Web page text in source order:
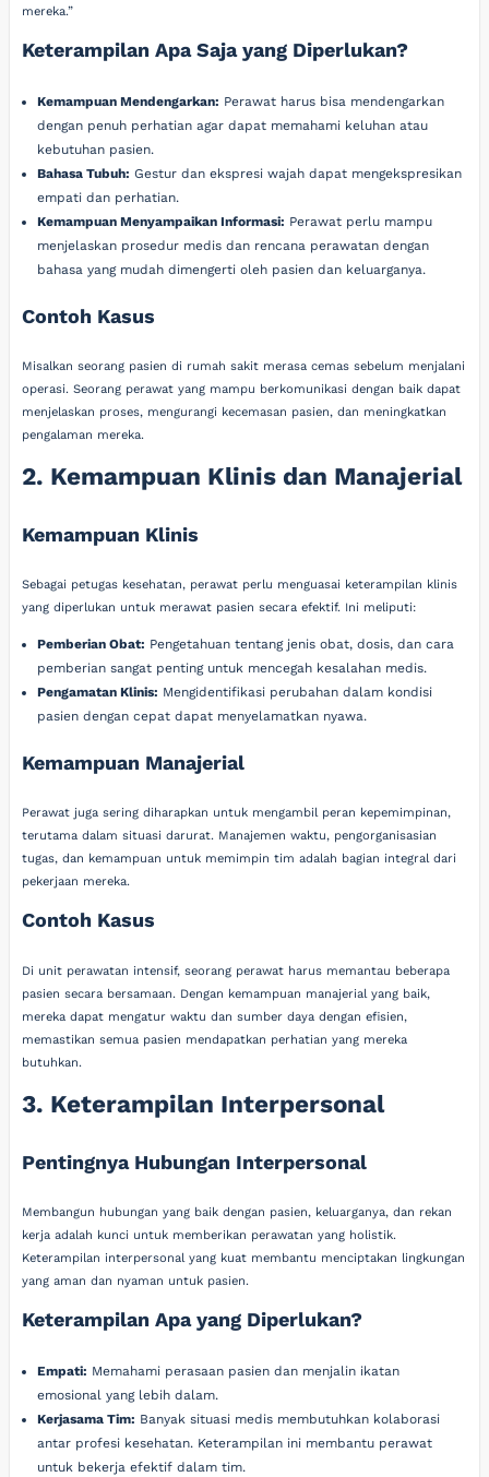
mereka.”
Keterampilan Apa Saja yang Diperlukan?
Kemampuan Mendengarkan: Perawat harus bisa mendengarkan
dengan penuh perhatian agar dapat memahami keluhan atau
kebutuhan pasien.
Bahasa Tubuh: Gestur dan ekspresi wajah dapat mengekspresikan
empati dan perhatian.
Kemampuan Menyampaikan Informasi: Perawat perlu mampu
menjelaskan prosedur medis dan rencana perawatan dengan
bahasa yang mudah dimengerti oleh pasien dan keluarganya.
Contoh Kasus
Misalkan seorang pasien di rumah sakit merasa cemas sebelum menjalani
operasi. Seorang perawat yang mampu berkomunikasi dengan baik dapat
menjelaskan proses, mengurangi kecemasan pasien, dan meningkatkan
pengalaman mereka.
2. Kemampuan Klinis dan Manajerial
Kemampuan Klinis
Sebagai petugas kesehatan, perawat perlu menguasai keterampilan klinis
yang diperlukan untuk merawat pasien secara efektif. Ini meliputi:
Pemberian Obat: Pengetahuan tentang jenis obat, dosis, dan cara
pemberian sangat penting untuk mencegah kesalahan medis.
Pengamatan Klinis: Mengidentifikasi perubahan dalam kondisi
pasien dengan cepat dapat menyelamatkan nyawa.
Kemampuan Manajerial
Perawat juga sering diharapkan untuk mengambil peran kepemimpinan,
terutama dalam situasi darurat. Manajemen waktu, pengorganisasian
tugas, dan kemampuan untuk memimpin tim adalah bagian integral dari
pekerjaan mereka.
Contoh Kasus
Di unit perawatan intensif, seorang perawat harus memantau beberapa
pasien secara bersamaan. Dengan kemampuan manajerial yang baik,
mereka dapat mengatur waktu dan sumber daya dengan efisien,
memastikan semua pasien mendapatkan perhatian yang mereka
butuhkan.
3. Keterampilan Interpersonal
Pentingnya Hubungan Interpersonal
Membangun hubungan yang baik dengan pasien, keluarganya, dan rekan
kerja adalah kunci untuk memberikan perawatan yang holistik.
Keterampilan interpersonal yang kuat membantu menciptakan lingkungan
yang aman dan nyaman untuk pasien.
Keterampilan Apa yang Diperlukan?
Empati: Memahami perasaan pasien dan menjalin ikatan
emosional yang lebih dalam.
Kerjasama Tim: Banyak situasi medis membutuhkan kolaborasi
antar profesi kesehatan. Keterampilan ini membantu perawat
untuk bekerja efektif dalam tim.